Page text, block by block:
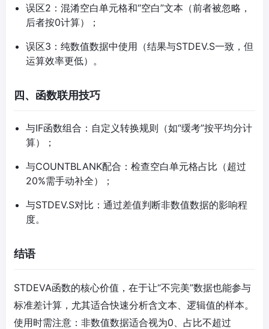
误区2：混淆空白单元格和“空白”文本（前者被忽略，
后者按0计算）；
误区3：纯数值数据中使用（结果与STDEV.S一致，但
运算效率更低）。
四、函数联用技巧
与IF函数组合：自定义转换规则（如“缓考”按平均分计
算）；
与COUNTBLANK配合：检查空白单元格占比（超过
20%需手动补全）；
与STDEV.S对比：通过差值判断非数值数据的影响程
度。
结语
STDEVA函数的核心价值，在于让“不完美”数据也能参与
标准差计算，尤其适合快速分析含文本、逻辑值的样本。
使用时需注意：非数值数据适合视为0、占比不超过